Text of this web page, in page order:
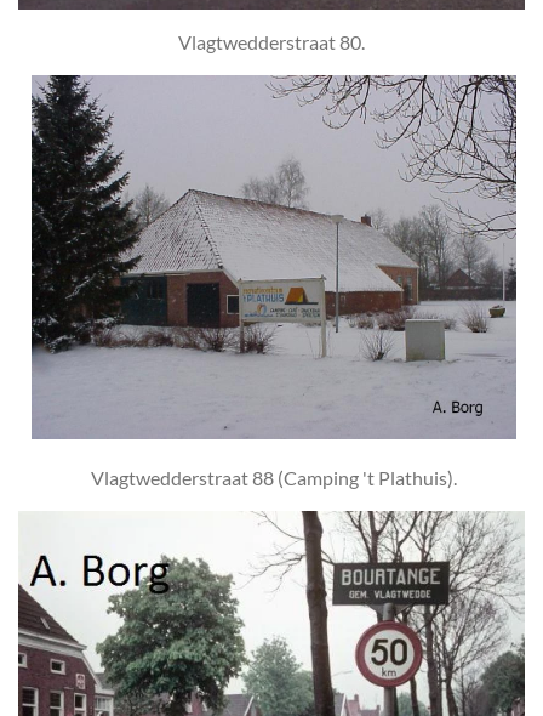
Vlagtwedderstraat 80.
Vlagtwedderstraat 88 (Camping 't Plathuis).